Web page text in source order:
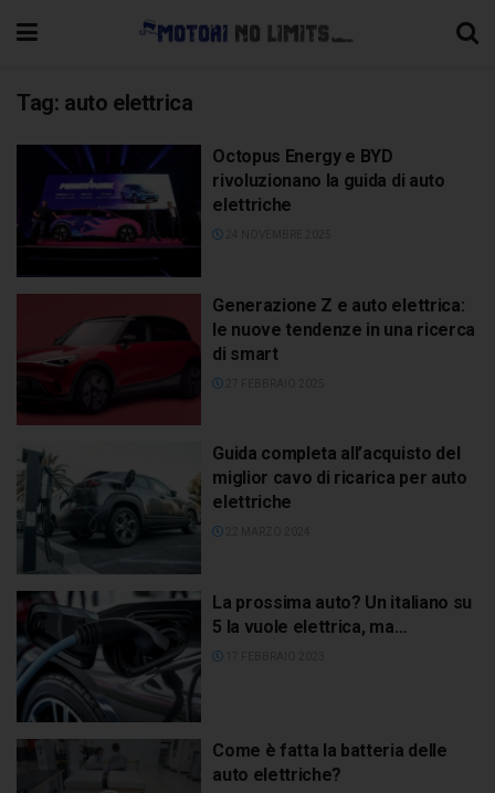
Tag: auto elettrica
Octopus Energy e BYD
rivoluzionano la guida di auto
elettriche
Generazione Z e auto elettrica:
le nuove tendenze in una ricerca
di smart
Guida completa all’acquisto del
miglior cavo di ricarica per auto
elettriche
La prossima auto? Un italiano su
5 la vuole elettrica, ma…
Come è fatta la batteria delle
auto elettriche?